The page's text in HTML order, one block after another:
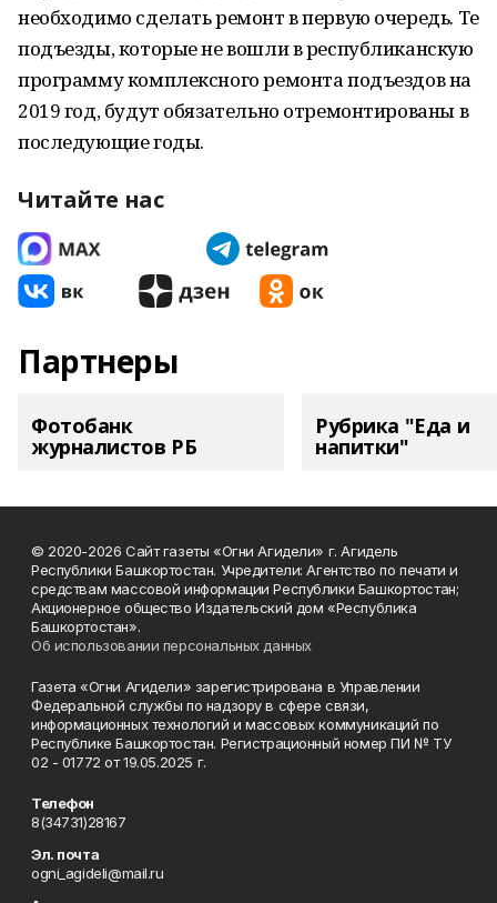
необходимо сделать ремонт в первую очередь. Те
подъезды, которые не вошли в республиканскую
программу комплексного ремонта подъездов на
2019 год, будут обязательно отремонтированы в
последующие годы.
Читайте нас
Партнеры
Фотобанк
журналистов РБ
Рубрика "Еда и
напитки"
© 2020-2026 Сайт газеты «Огни Агидели» г. Агидель
Республики Башкортостан. Учредители: Агентство по печати и
средствам массовой информации Республики Башкортостан;
Акционерное общество Издательский дом «Республика
Башкортостан».
Об использовании персональных данных
Газета «Огни Агидели» зарегистрирована в Управлении
Федеральной службы по надзору в сфере связи,
информационных технологий и массовых коммуникаций по
Республике Башкортостан. Регистрационный номер ПИ № ТУ
02 - 01772 от 19.05.2025 г.
Телефон
8(34731)28167
Эл. почта
ogni_agideli@mail.ru